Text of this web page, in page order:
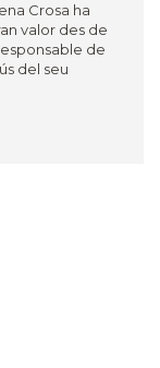
Crosa ha
valor des de
de
del seu